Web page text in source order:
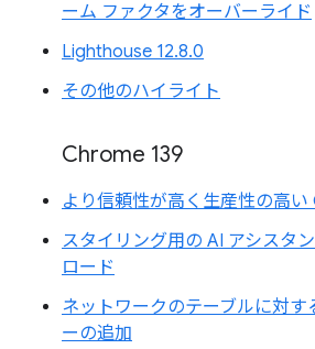
ーム ファクタをオーバーライド
Lighthouse 12.8.0
その他のハイライト
Chrome 139
より信頼性が高く生産性の高
スタイリング用の AI アシスタ
ロード
ネットワークのテーブルに対
ーの追加